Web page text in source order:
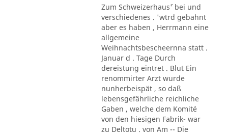
Zum Schweizerhaus´' bei und
verschiedenes . 'wtrd gebahnt
aber es haben , Herrmann eine
allgemeine
Weihnachtsbescheernna statt .
Januar d . Tage Durch
dereistung eintret . Blut Ein
renommirter Arzt wurde
nunherbeispät , so daß
lebensgefährliche reichliche
Gaben , welche dem Komité
von den hiesigen Fabrik- war
zu Deltotu . von Am -- Die